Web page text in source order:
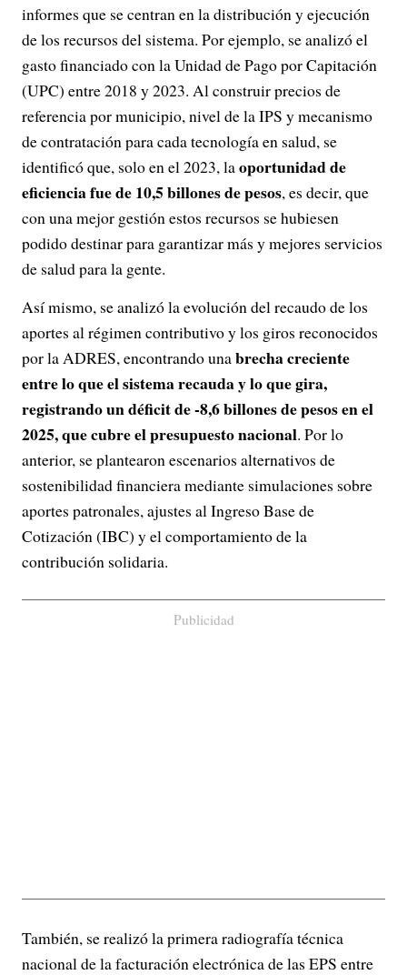
informes que se centran en la distribución y ejecución
de los recursos del sistema. Por ejemplo, se analizó el
gasto financiado con la Unidad de Pago por Capitación
(UPC) entre 2018 y 2023. Al construir precios de
referencia por municipio, nivel de la IPS y mecanismo
de contratación para cada tecnología en salud, se
identificó que, solo en el 2023, laoportunidad de
eficiencia fue de 10,5 billones de pesos, es decir, que
con una mejor gestión estos recursos se hubiesen
podido destinar para garantizar más y mejores servicios
de salud para la gente.
Así mismo, se analizó la evolución del recaudo de los
aportes al régimen contributivo y los giros reconocidos
por la ADRES, encontrando unabrecha creciente
entre lo que el sistema recauda y lo que gira,
registrando un déficit de -8,6 billones de pesos en el
2025, que cubre el presupuesto nacional. Por lo
anterior, se plantearon escenarios alternativos de
sostenibilidad financiera mediante simulaciones sobre
aportes patronales, ajustes al Ingreso Base de
Cotización (IBC) y el comportamiento de la
contribución solidaria.
Publicidad
También, se realizó la primera radiografía técnica
nacional de la facturación electrónica de las EPS entre